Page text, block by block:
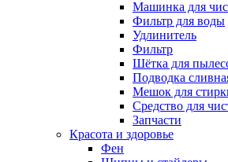
Машинка для
Фильтр для воды
Удлинитель
Фильтр
Шётка для
Подводка
Мешок для
Средство для
Запчасти
Красота и здоровье
Фен